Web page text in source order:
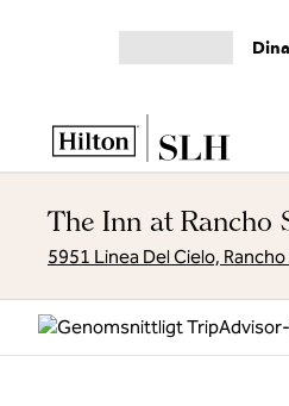
The Inn at Rancho
5951 Linea Del Cielo,